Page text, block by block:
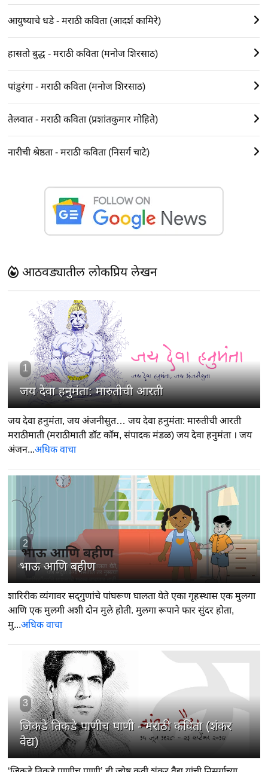
आयुष्याचे धडे - मराठी कविता (आदर्श कामिरे)
हासतो बुद्ध - मराठी कविता (मनोज शिरसाठ)
पांडुरंगा - मराठी कविता (मनोज शिरसाठ)
तेलवात - मराठी कविता (प्रशांतकुमार मोहिते)
नारीची श्रेष्ठता - मराठी कविता (निसर्ग चाटे)
आठवड्यातील लोकप्रिय लेखन
1
जय देवा हनुमंता: मारुतीची आरती
जय देवा हनुमंता, जय अंजनीसुत… जय देवा हनुमंता: मारुतीची आरती
मराठीमाती (मराठीमाती डॉट कॉम, संपादक मंडळ) जय देवा हनुमंता । जय
अंजन...अधिक वाचा
2
भाऊ आणि बहीण
शारिरीक व्यंगावर सद्‍गुणांचे पांघरूण घालता येते एका गृहस्थास एक मुलगा
आणि एक मुलगी अशी दोन मुले होती. मुलगा रूपाने फार सुंदर होता,
मु...अधिक वाचा
3
जिकडे तिकडे पाणीच पाणी - मराठी कविता (शंकर
वैद्य)